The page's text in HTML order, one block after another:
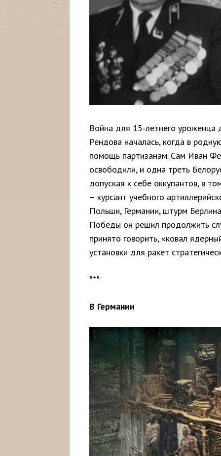
Война для 15‑летнего
Рендова началась, когда в
помощь партизанам. Сам Иван
освободили, и одна треть
допуская к себе оккупантов, в
– курсант учебного
Польши, Германии, штурм
Победы он решил продолжить
принято говорить, «ковал
установки для ракет
***
В Германии